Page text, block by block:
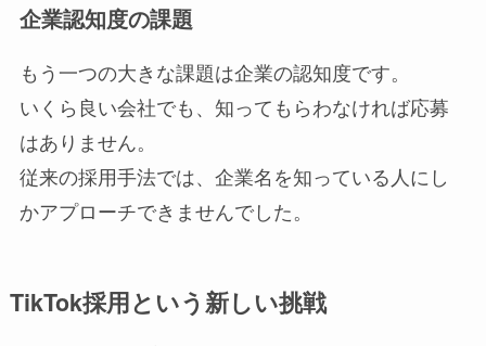
企業認知度の課題
もう一つの大きな課題は企業の認知度です。
いくら良い会社でも、知ってもらわなければ応募
はありません。
従来の採用手法では、企業名を知っている人にし
かアプローチできませんでした。
TikTok採用という新しい挑戦